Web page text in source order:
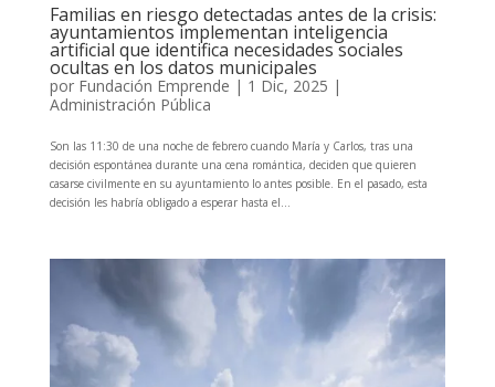
Familias en riesgo detectadas antes de la crisis:
ayuntamientos implementan inteligencia
artificial que identifica necesidades sociales
ocultas en los datos municipales
por Fundación Emprende | 1 Dic, 2025 |
Administración Pública
Son las 11:30 de una noche de febrero cuando María y Carlos, tras una
decisión espontánea durante una cena romántica, deciden que quieren
casarse civilmente en su ayuntamiento lo antes posible. En el pasado, esta
decisión les habría obligado a esperar hasta el...